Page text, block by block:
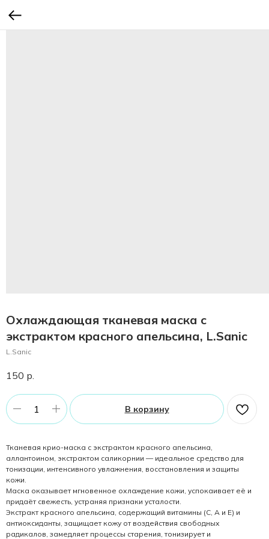
Охлаждающая тканевая маска с
экстрактом красного апельсина, L.Sanic
L.Sanic
150 р.
В корзину
Тканевая крио-маска с экстрактом красного апельсина,
аллантоином, экстрактом саликорнии — идеальное средство для
тонизации, интенсивного увлажнения, восстановления и защиты
кожи.
Маска оказывает мгновенное охлаждение кожи, успокаивает её и
придаёт свежесть, устраняя признаки усталости.
Экстракт красного апельсина, содержащий витамины (C, A и E) и
антиоксиданты, защищает кожу от воздействия свободных
радикалов, замедляет процессы старения, тонизирует и